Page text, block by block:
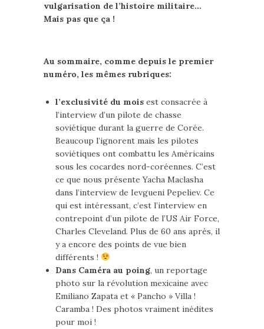
vulgarisation de l’histoire militaire…
Mais pas que ça !
Au sommaire, comme depuis le premier
numéro, les mêmes rubriques:
l’exclusivité du mois est consacrée à
l’interview d’un pilote de chasse
soviétique durant la guerre de Corée.
Beaucoup l’ignorent mais les pilotes
soviétiques ont combattu les Américains
sous les cocardes nord-coréennes. C’est
ce que nous présente Yacha Maclasha
dans l’interview de Ievgueni Pepeliev. Ce
qui est intéressant, c’est l’interview en
contrepoint d’un pilote de l’US Air Force,
Charles Cleveland. Plus de 60 ans après, il
y a encore des points de vue bien
différents !
Dans Caméra au poing, un reportage
photo sur la révolution mexicaine avec
Emiliano Zapata et « Pancho » Villa !
Caramba ! Des photos vraiment inédites
pour moi !